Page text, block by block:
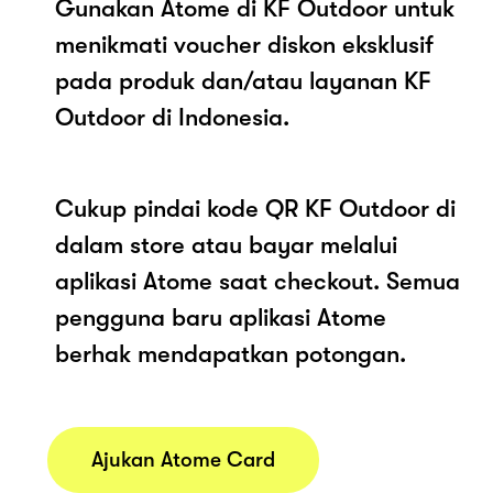
Gunakan Atome di KF Outdoor untuk
menikmati voucher diskon eksklusif
pada produk dan/atau layanan KF
Outdoor di Indonesia.
Cukup pindai kode QR KF Outdoor di
dalam store atau bayar melalui
aplikasi Atome saat checkout. Semua
pengguna baru aplikasi Atome
berhak mendapatkan potongan.
Ajukan Atome Card